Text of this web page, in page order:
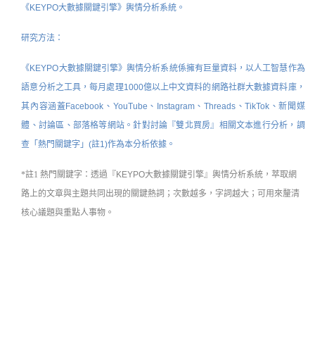
《KEYPO大數據關鍵引擎》輿情分析系統。
研究方法：
《KEYPO大數據關鍵引擎》輿情分析系統係擁有巨量資料，以人工智慧作為
語意分析之工具，每月處理1000億以上中文資料的網路社群大數據資料庫，
其內容涵蓋Facebook、YouTube、Instagram、Threads、TikTok、新聞媒
體、討論區、部落格等網站。針對討論『雙北買房』相關文本進行分析，調
查「熱門關鍵字」(註1)作為本分析依據。
*註1 熱門關鍵字：透過『KEYPO大數據關鍵引擎』輿情分析系統 ，萃取網
路上的文章與主題共同出現的關鍵熱詞；次數越多，字詞越大；可用來釐清
核心議題與重點人事物。